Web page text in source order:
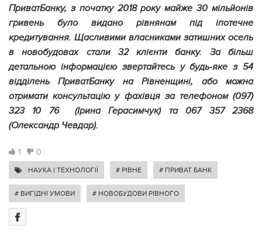
ПриватБанку, з початку 2018 року майже 30 мільйонів
гривень було видано рівнянам під іпотечне
кредитування. Щасливими власниками затишних осель
в новобудовах стали 32 клієнти банку. За більш
детальною інформацією звертайтесь у будь-яке з 54
відділень ПриватБанку на Рівненщині, або можна
отримати консультацію у фахівця за телефоном (097)
323 10 76 (Ірина Герасимчук) та 067 357 2368
(Олександр Чевдар).
1 0
НАУКА І ТЕХНОЛОГІЇ # РІВНЕ # ПРИВАТ БАНК
# ВИГІДНІ УМОВИ # НОВОБУДОВИ РІВНОГО